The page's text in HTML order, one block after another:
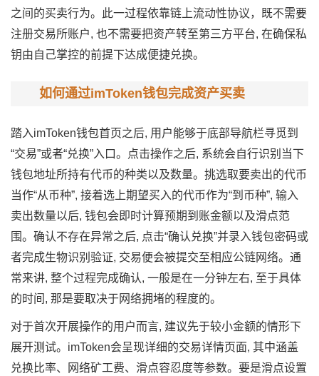
之间的买卖行为。此一过程依靠链上流动性协议，既不需要
注册交易所账户, 也不需要把资产转至第三方平台, 在确保私
钥由自己掌控的前提下达成便捷兑换。
如何通过imToken钱包完成资产买卖
踏入imToken钱包首页之后, 用户能够于底部导航栏寻觅到
“交易”或者“兑换”入口。点击操作之后, 系统会自行识别当下
钱包地址所持有代币的种类以及数量。挑选取要卖出的代币
当作“从币种”, 接着选上期望买入的代币作为“到币种”, 输入
卖出数量以后, 钱包会即时计算预期到账金额以及滑点范
围。确认不存在异常之后, 点击“确认兑换”并录入钱包密码或
者完成生物识别验证, 交易便会被提交至相应公链网络。通
常来讲, 整个过程完成确认, 一般是在一分钟左右, 至于具体
的时间, 那是要取决于网络拥堵的程度的。
对于首次开展操作的用户而言, 建议先于较小金额的情形下
展开测试。imToken会呈现详细的交易详情页面, 其中涵盖
兑换比率、网络矿工费、滑点容忍度等参数。要是滑点设置